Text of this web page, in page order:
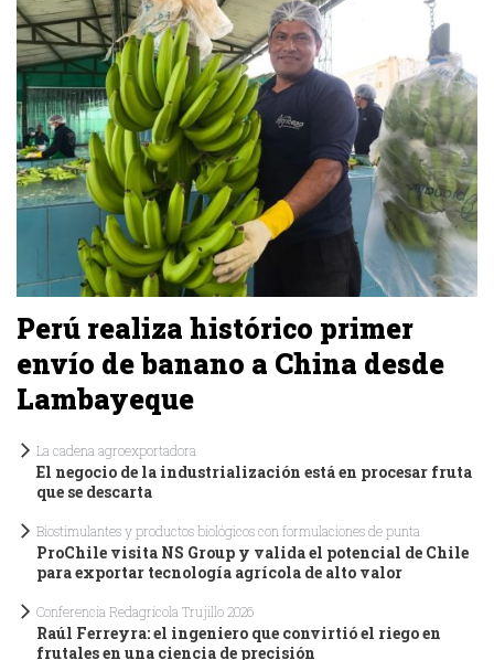
Perú realiza histórico primer
envío de banano a China desde
Lambayeque
La cadena agroexportadora
El negocio de la industrialización está en procesar fruta
que se descarta
Biostimulantes y productos biológicos con formulaciones de punta
ProChile visita NS Group y valida el potencial de Chile
para exportar tecnología agrícola de alto valor
Conferencia Redagrícola Trujillo 2026
Raúl Ferreyra: el ingeniero que convirtió el riego en
frutales en una ciencia de precisión